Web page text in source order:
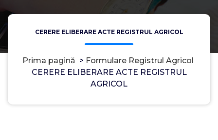
CERERE ELIBERARE ACTE REGISTRUL AGRICOL
Prima pagină > Formulare Registrul Agricol
CERERE ELIBERARE ACTE REGISTRUL
AGRICOL